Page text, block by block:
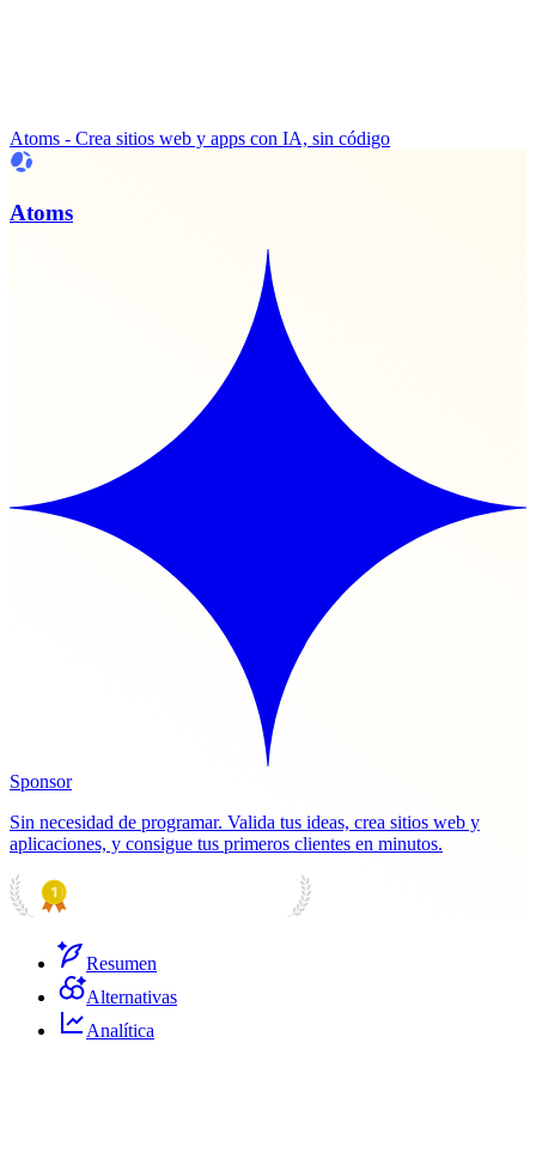
Atoms - Crea sitios web y apps con IA, sin código
Atoms
Sponsor
Sin necesidad de programar. Valida tus ideas, crea sitios web y
aplicaciones, y consigue tus primeros clientes en minutos.
Resumen
Alternativas
Analítica